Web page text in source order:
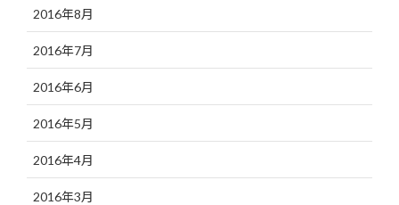
2016年8月
2016年7月
2016年6月
2016年5月
2016年4月
2016年3月